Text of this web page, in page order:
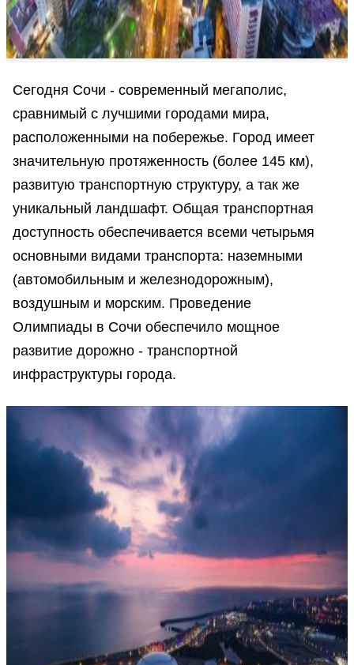
Сегодня Сочи - современный мегаполис,
сравнимый с лучшими городами мира,
расположенными на побережье. Город имеет
значительную протяженность (более 145 км),
развитую транспортную структуру, а так же
уникальный ландшафт. Общая транспортная
доступность обеспечивается всеми четырьмя
основными видами транспорта: наземными
(автомобильным и железнодорожным),
воздушным и морским. Проведение
Олимпиады в Сочи обеспечило мощное
развитие дорожно - транспортной
инфраструктуры города.